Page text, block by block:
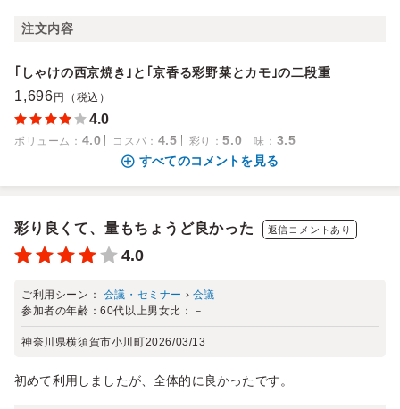
注文内容
｢しゃけの西京焼き｣と｢京香る彩野菜とカモ｣の二段重
1,696 円（税込）
4.0
ボリューム ： 4.0 コスパ ： 4.5 彩り ：5.0 味 ： 3.5
すべてのコメントを見る
彩り良くて、量もちょうど良かった 返信コメントあり
4.0
ご利用シーン： 会議・セミナー › 会議
参加者の年齢：60代以上男女比： －
神奈川県横須賀市小川町2026/03/13
初めて利用しましたが、全体的に良かったです。